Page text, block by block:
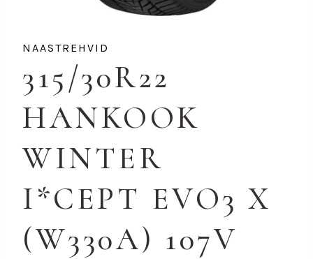
NAASTREHVID
315/30R22
HANKOOK
WINTER
I*CEPT EVO3 X
(W330A) 107V